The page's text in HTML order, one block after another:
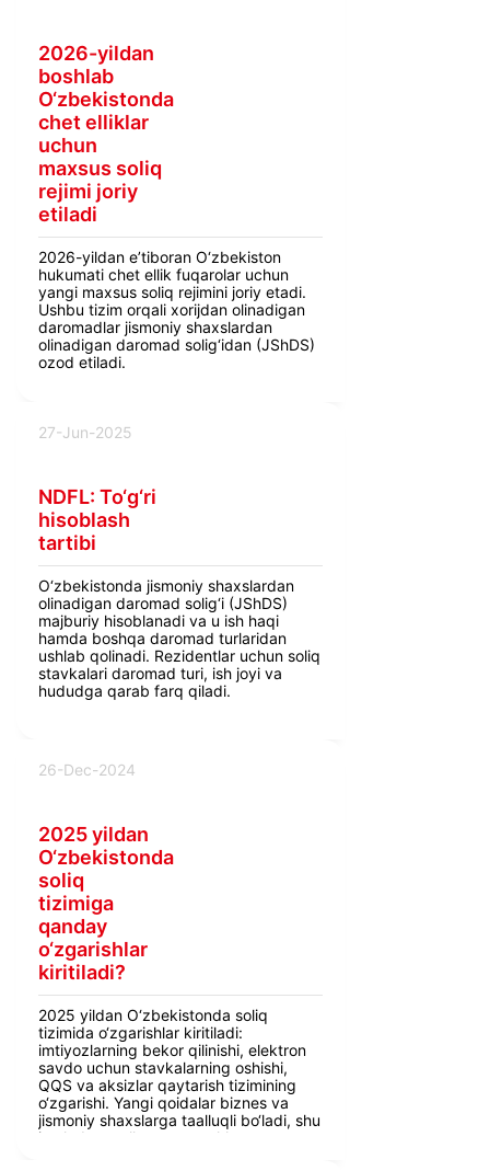
2026-yildan
boshlab
O‘zbekistonda
chet elliklar
uchun
maxsus soliq
rejimi joriy
etiladi
2026-yildan e’tiboran O‘zbekiston
hukumati chet ellik fuqarolar uchun
yangi maxsus soliq rejimini joriy etadi.
Ushbu tizim orqali xorijdan olinadigan
daromadlar jismoniy shaxslardan
olinadigan daromad solig‘idan (JShDS)
ozod etiladi.
27-Jun-2025
NDFL: To‘g‘ri
hisoblash
tartibi
O‘zbekistonda jismoniy shaxslardan
olinadigan daromad solig‘i (JShDS)
majburiy hisoblanadi va u ish haqi
hamda boshqa daromad turlaridan
ushlab qolinadi. Rezidentlar uchun soliq
stavkalari daromad turi, ish joyi va
hududga qarab farq qiladi.
26-Dec-2024
2025 yildan
O‘zbekistonda
soliq
tizimiga
qanday
o‘zgarishlar
kiritiladi?
2025 yildan O‘zbekistonda soliq
tizimida o‘zgarishlar kiritiladi:
imtiyozlarning bekor qilinishi, elektron
savdo uchun stavkalarning oshishi,
QQS va aksizlar qaytarish tizimining
o‘zgarishi. Yangi qoidalar biznes va
jismoniy shaxslarga taalluqli bo‘ladi, shu
jumladan mulk, yer va yakka